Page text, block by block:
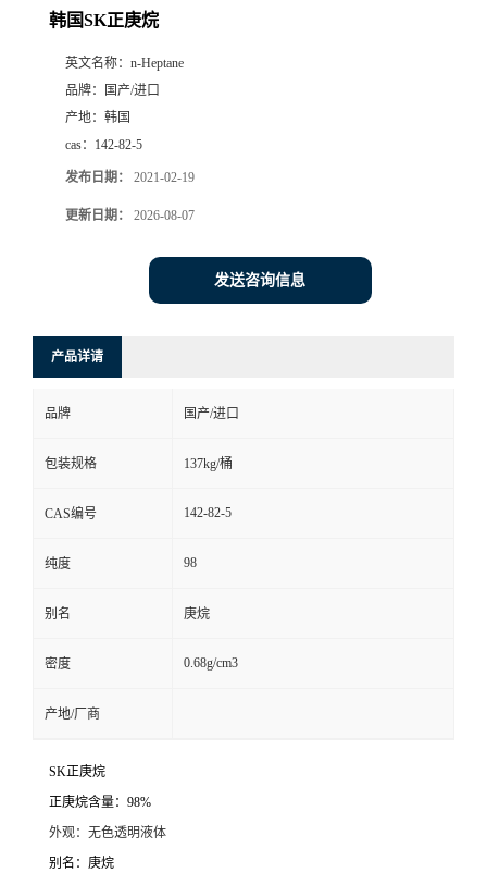
韩国SK正庚烷
英文名称： n-Heptane
品牌：
国产/进口
产地： 韩国
cas： 142-82-5
发布日期： 2021-02-19
更新日期： 2026-08-07
发送咨询信息
产品详请
品牌 国产/进口
包装规格 137kg/桶
CAS编号 142-82-5
纯度 98
别名 庚烷
密度 0.68g/cm3
产地/厂商
SK正庚烷
正庚烷含量：98%
外观：无色透明液体
别名：庚烷